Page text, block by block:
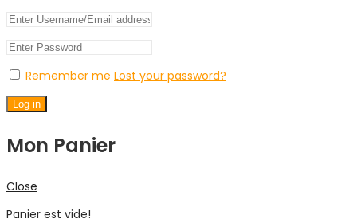
Remember me Lost your password?
Log in
Mon Panier
Close
Panier est vide!